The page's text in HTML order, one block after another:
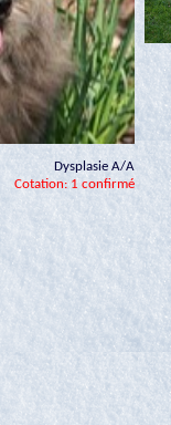
Dysplasie A/A
Cotation: 1 confirmé